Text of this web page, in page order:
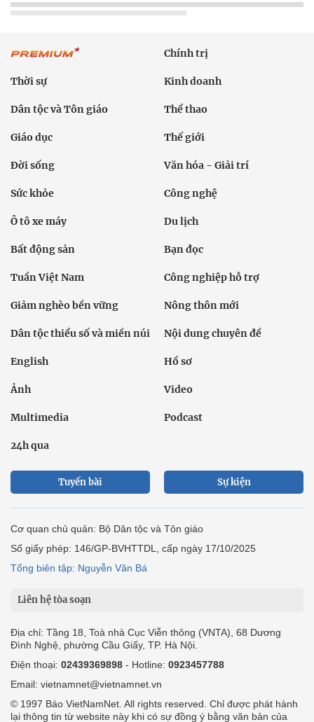
Chính trị
Thời sự Kinh doanh
Dân tộc và Tôn giáo Thể thao
Giáo dục Thế giới
Đời sống Văn hóa - Giải trí
Sức khỏe Công nghệ
Ô tô xe máy Du lịch
Bất động sản Bạn đọc
Tuần Việt Nam Công nghiệp hỗ trợ
Giảm nghèo bền vững Nông thôn mới
Dân tộc thiểu số và miền núi Nội dung chuyên đề
English Hồ sơ
Ảnh Video
Multimedia Podcast
24h qua
Tuyến bài Sự kiện
Cơ quan chủ quản: Bộ Dân tộc và Tôn giáo
Số giấy phép: 146/GP-BVHTTDL, cấp ngày 17/10/2025
Tổng biên tập: Nguyễn Văn Bá
Liên hệ tòa soạn
Địa chỉ: Tầng 18, Toà nhà Cục Viễn thông (VNTA), 68 Dương
Đình Nghệ, phường Cầu Giấy, TP. Hà Nội.
Điện thoại: 02439369898 - Hotline: 0923457788
Email: vietnamnet@vietnamnet.vn
© 1997 Báo VietNamNet. All rights reserved. Chỉ được phát hành
lại thông tin từ website này khi có sự đồng ý bằng văn bản của